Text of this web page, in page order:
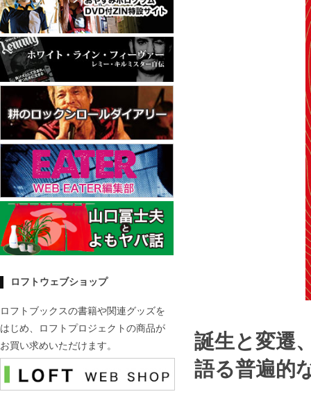
ロフトウェブショップ
ロフトブックスの書籍や関連グッズを
はじめ、ロフトプロジェクトの商品が
お買い求めいただけます。
誕生と変遷
語る普遍的